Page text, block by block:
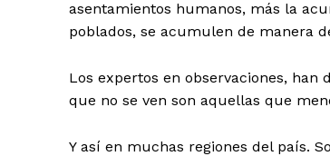
asentamientos humanos, más la
poblados, se acumulen de manera
Los expertos en observaciones,
que no se ven son aquellas que
Y así en muchas regiones del país.